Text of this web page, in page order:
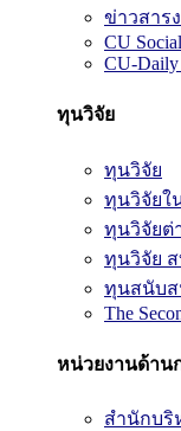
ข่าวสาร
CU
CU-Daily
ทุนวิจัย
ทุนวิจัย
ทุนวิจัยใ
ทุนวิจัยต่
ทุนวิจัย ส
ทุนสนับส
The
หน่วยงานด้าน
สำนักบริ